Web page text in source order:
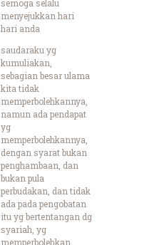
semoga selalu
menyejukkan hari
hari anda
saudaraku yg
kumuliakan,
sebagian besar ulama
kita tidak
memperbolehkannya,
namun ada pendapat
yg
memperbolehkannya,
dengan syarat bukan
penghambaan, dan
bukan pula
perbudakan, dan tidak
ada pada pengobatan
itu yg bertentangan dg
syariah, yg
memperbolehkan